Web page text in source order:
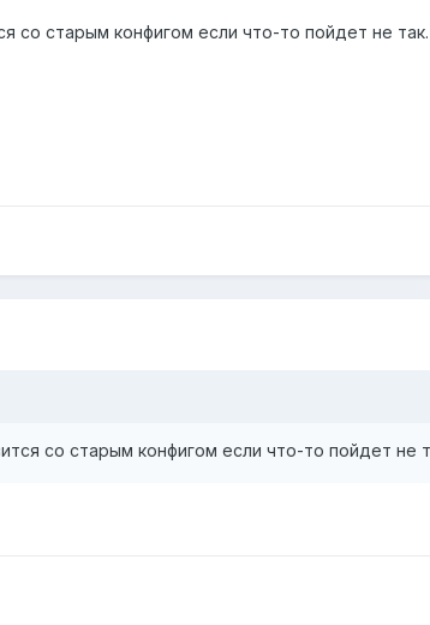
со старым конфигом если что-то пойдет не так.
со старым конфигом если что-то пойдет не